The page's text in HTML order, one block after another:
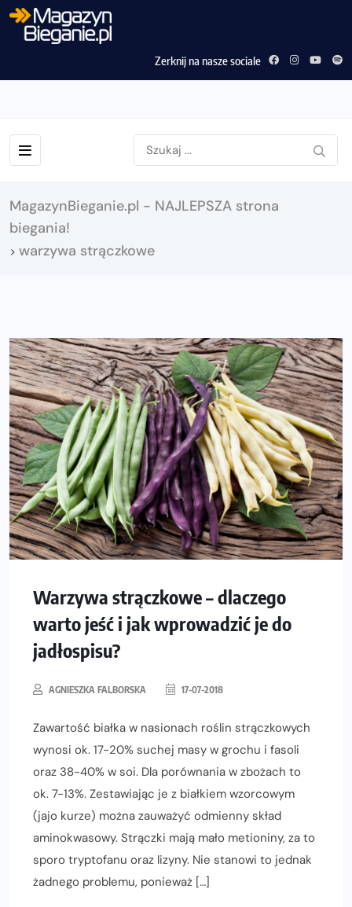
Zerknij na nasze sociale
MagazynBieganie.pl - NAJLEPSZA strona
biegania!
> warzywa strączkowe
Warzywa strączkowe – dlaczego
warto jeść i jak wprowadzić je do
jadłospisu?
AGNIESZKA FALBORSKA 17-07-2018
Zawartość białka w nasionach roślin strączkowych
wynosi ok. 17-20% suchej masy w grochu i fasoli
oraz 38-40% w soi. Dla porównania w zbożach to
ok. 7-13%. Zestawiając je z białkiem wzorcowym
(jajo kurze) można zauważyć odmienny skład
aminokwasowy. Strączki mają mało metioniny, za to
sporo tryptofanu oraz lizyny. Nie stanowi to jednak
żadnego problemu, ponieważ […]